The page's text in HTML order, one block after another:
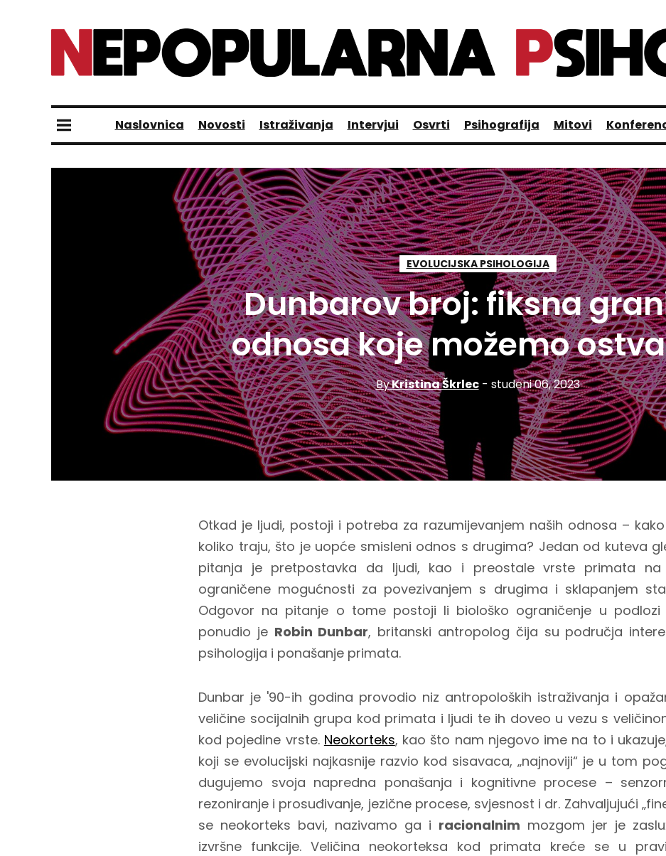
Naslovnica Novosti Istraživanja Intervjui Osvrti Psihografija Mitovi
EVOLUCIJSKA PSIHOLOGIJA
Dunbarov broj: fiksna
odnosa koje možemo
ByKristina Škrlec - studeni 06, 2023
Otkad je ljudi, postoji i potreba za razumijevanjem naših odnosa –
koliko traju, što je uopće smisleni odnos s drugima? Jedan od kuteva
pitanja je pretpostavka da ljudi, kao i preostale vrste primata na
ograničene mogućnosti za povezivanjem s drugima i sklapanjem
Odgovor na pitanje o tome postoji li biološko ograničenje u podlozi
ponudio je Robin Dunbar, britanski antropolog čija su područja
psihologija i ponašanje primata.
Dunbar je '90-ih godina provodio niz antropoloških istraživanja i
veličine socijalnih grupa kod primata i ljudi te ih doveo u vezu s
kod pojedine vrste. Neokorteks, kao što nam njegovo ime na to i
koji se evolucijski najkasnije razvio kod sisavaca, „najnoviji“ je u tom
dugujemo svoja napredna ponašanja i kognitivne procese –
rezoniranje i prosuđivanje, jezične procese, svjesnost i dr. Zahvaljujući
se neokorteks bavi, nazivamo ga i racionalnim mozgom jer je
izvršne funkcije. Veličina neokorteksa kod primata kreće se u